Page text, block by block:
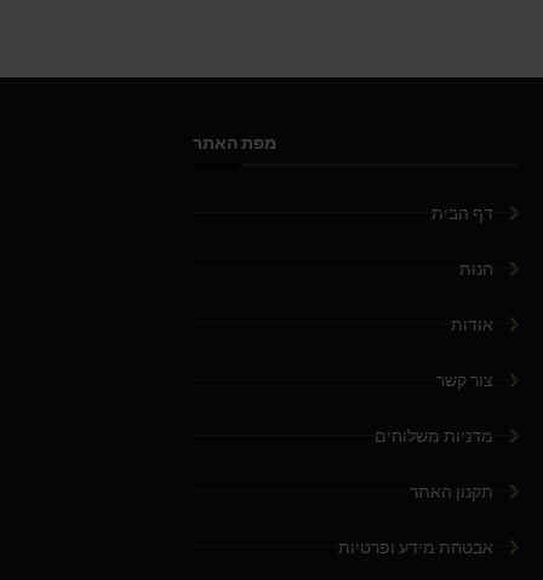
מפת האתר
דף הבית
חנות
אודות
צור קשר
מדניות משלוחים
תקנון האתר
אבטחת מידע ופרטיות